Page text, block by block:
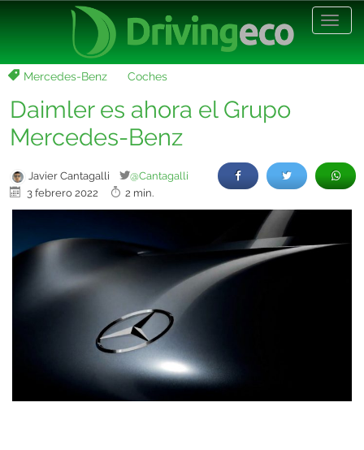
Mercedes-Benz Coches
Daimler es ahora el Grupo
Mercedes-Benz
Javier Cantagalli
@Cantagalli
3 febrero 2022
2 min.